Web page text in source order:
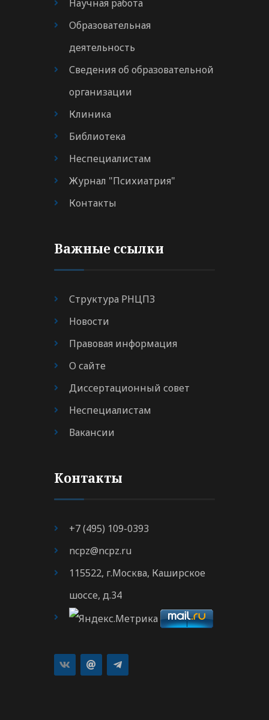
Научная работа
Образовательная
деятельность
Сведения об образовательной
организации
Клиника
Библиотека
Неспециалистам
Журнал "Психиатрия"
Контакты
Важные ссылки
Структура РНЦПЗ
Новости
Правовая информация
О сайте
Диссертационный совет
Неспециалистам
Вакансии
Контакты
+7 (495) 109-0393
ncpz@ncpz.ru
115522, г.Москва, Каширское
шоссе, д.34